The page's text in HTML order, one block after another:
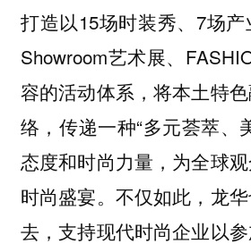
打造以15场时装秀、7场
Showroom艺术展、
容的活动体系，将本土特
络，传递一种“多元荟萃、
态度和时尚力量，为全球
时尚盛宴。不仅如此，龙
去，支持现代时尚企业以